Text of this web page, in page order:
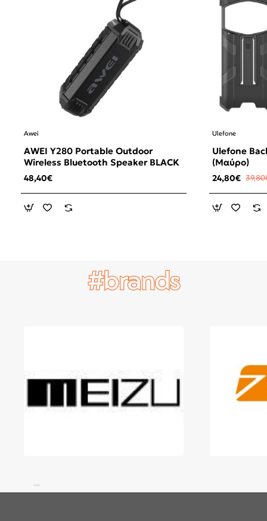
Awei
AWEI Y280 Portable Outdoor
Wireless Bluetooth Speaker BLACK
48,40€
Ulefone
Ulefone
(Μαύρο)
24,80€
#brands